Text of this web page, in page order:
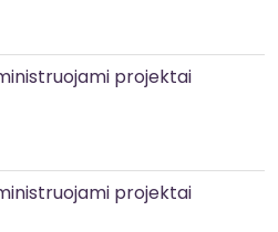
projektai
projektai